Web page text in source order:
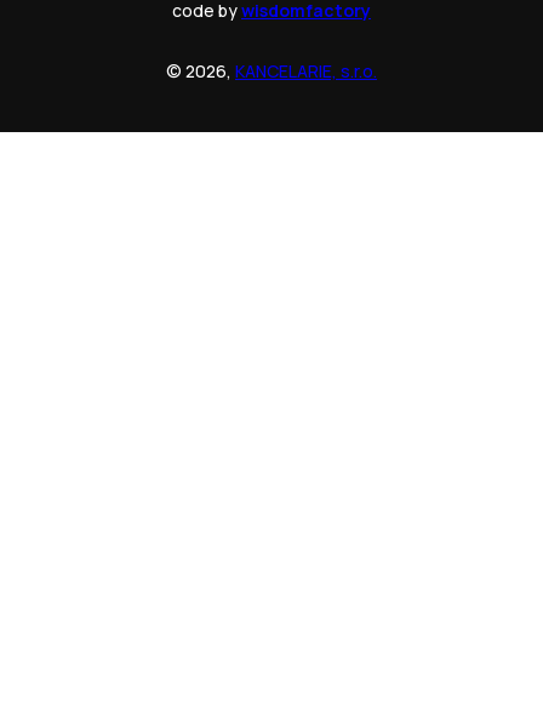
code bywisdomfactory
© 2026, KANCELARIE, s.r.o.